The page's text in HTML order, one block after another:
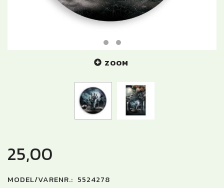
ZOOM
25,00
MODEL/VARENR.: 5524278